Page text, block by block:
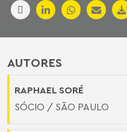
AUTORES
RAPHAEL SORÉ
SÓCIO / SÃO PAULO